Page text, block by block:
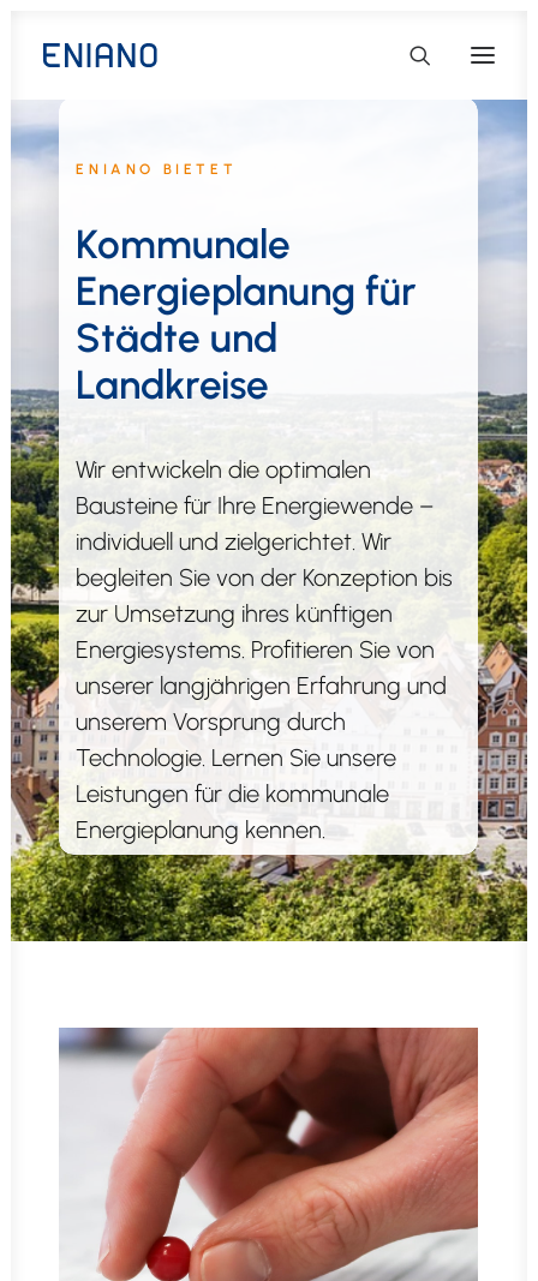
ENIANO BIETET
Kommunale
Energieplanung für
Städte und
Landkreise
Wir entwickeln die optimalen
Bausteine für Ihre Energiewende –
individuell und zielgerichtet. Wir
begleiten Sie von der Konzeption bis
zur Umsetzung ihres künftigen
Energiesystems. Profitieren Sie von
unserer langjährigen Erfahrung und
unserem Vorsprung durch
Technologie. Lernen Sie unsere
Leistungen für die kommunale
Energieplanung kennen.